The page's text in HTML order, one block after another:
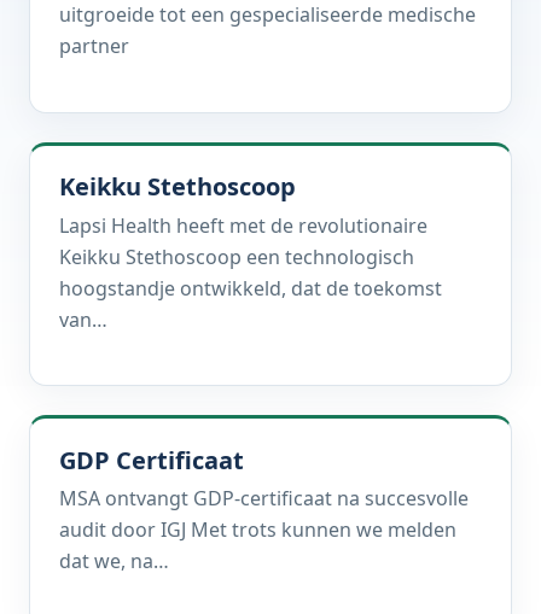
uitgroeide tot een gespecialiseerde medische
partner
Keikku Stethoscoop
Lapsi Health heeft met de revolutionaire
Keikku Stethoscoop een technologisch
hoogstandje ontwikkeld, dat de toekomst
van…
GDP Certificaat
MSA ontvangt GDP-certificaat na succesvolle
audit door IGJ Met trots kunnen we melden
dat we, na…